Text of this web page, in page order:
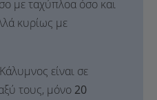
με ταχύπλοα όσο και
κυρίως με
είναι σε
τους, μόνο 20